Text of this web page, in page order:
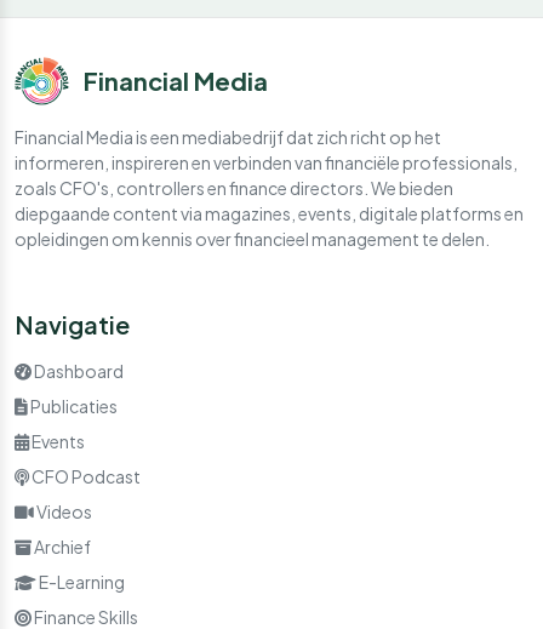
Financial Media
Financial Media is een mediabedrijf dat zich richt op het
informeren, inspireren en verbinden van financiële professionals,
zoals CFO's, controllers en finance directors. We bieden
diepgaande content via magazines, events, digitale platforms en
opleidingen om kennis over financieel management te delen.
Navigatie
Dashboard
Publicaties
Events
CFO Podcast
Videos
Archief
E-Learning
Finance Skills